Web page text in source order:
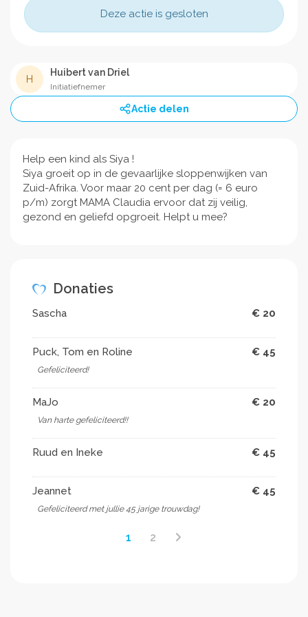
Deze actie is gesloten
H
Huibert van Driel
Initiatiefnemer
Actie delen
Help een kind als Siya !
Siya groeit op in de gevaarlijke sloppenwijken van
Zuid-Afrika. Voor maar 20 cent per dag (= 6 euro
p/m) zorgt MAMA Claudia ervoor dat zij veilig,
gezond en geliefd opgroeit. Helpt u mee?
Donaties
Sascha € 20
Puck, Tom en Roline € 45
Gefeliciteerd!
MaJo € 20
Van harte gefeliciteerd!!
Ruud en Ineke € 45
Jeannet € 45
Gefeliciteerd met jullie 45 jarige trouwdag!
1 2